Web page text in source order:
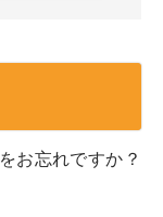
お忘れですか？